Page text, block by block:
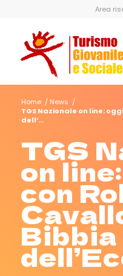
Area
Home / News /
TGS Nazionale on line:
dell’...
TGS
on
con
Bibbia